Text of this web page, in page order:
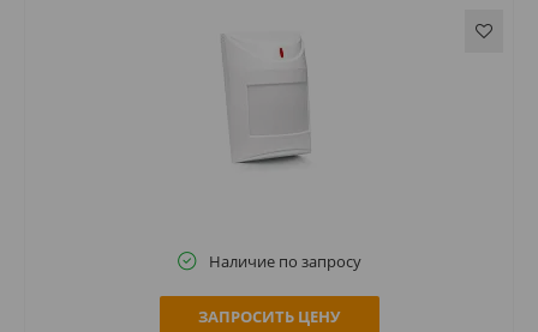
Наличие по запросу
ЗАПРОСИТЬ ЦЕНУ